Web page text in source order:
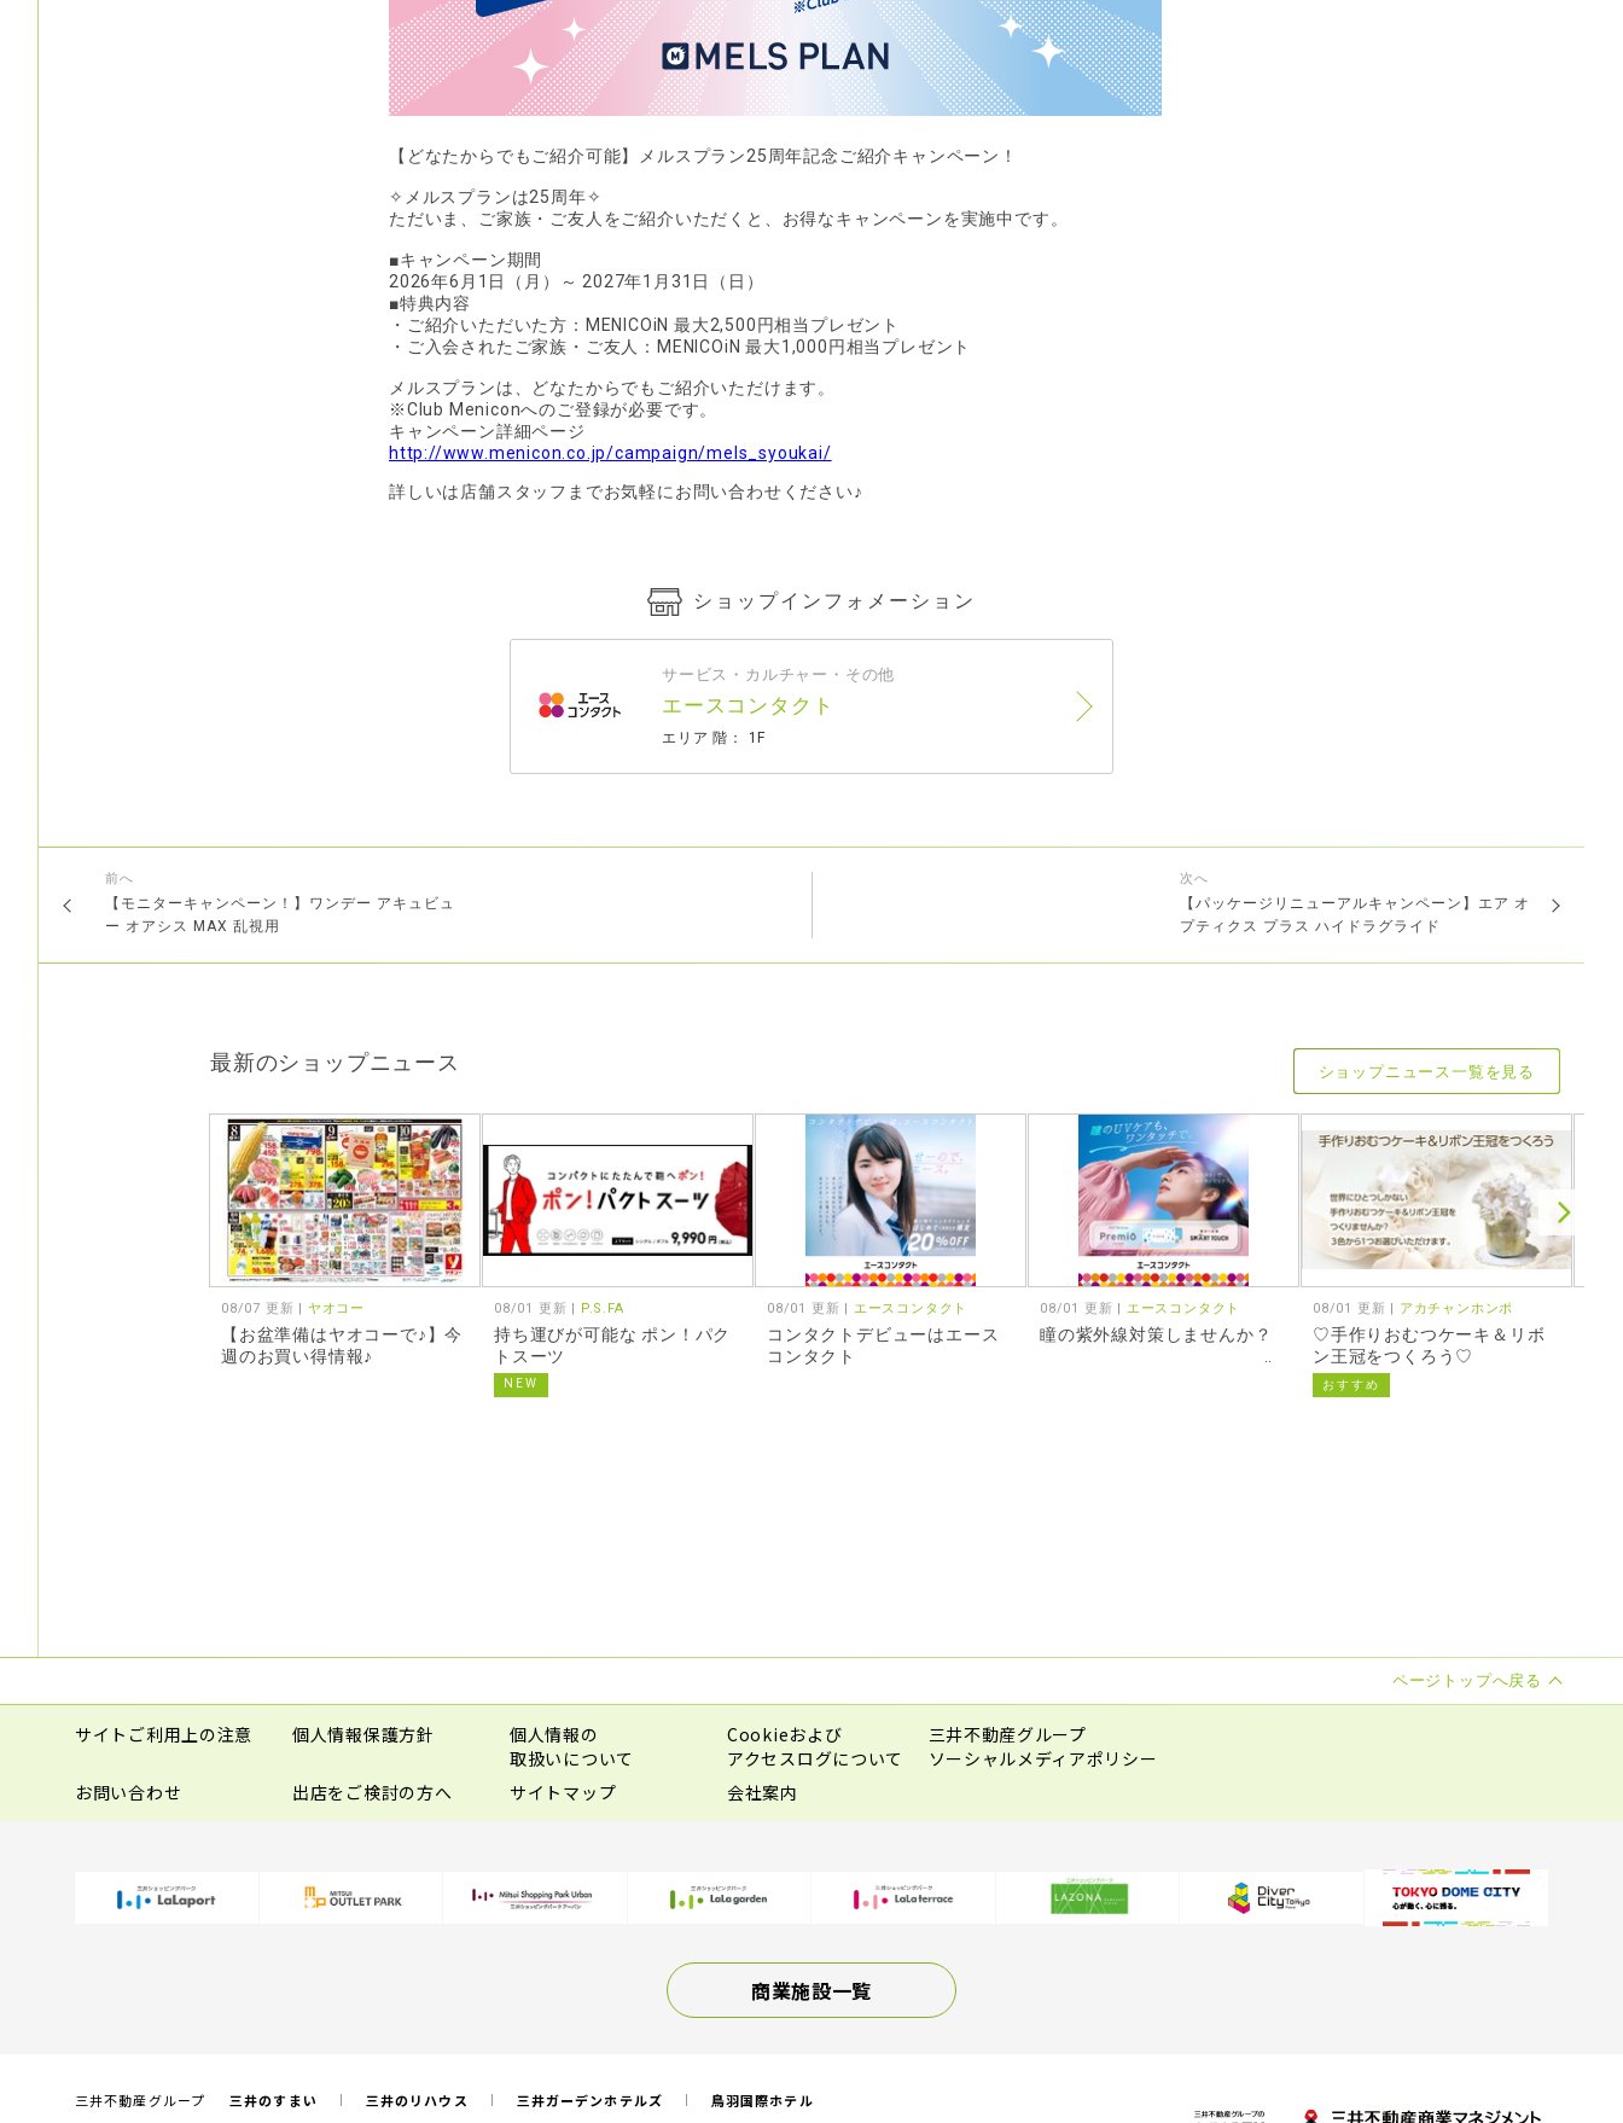
【どなたからでもご紹介可能】メルスプラン25周年記念ご紹介キャンペーン！
✧メルスプランは25周年✧
ただいま、ご家族・ご友人をご紹介いただくと、お得なキャンペーンを実施中です。
■キャンペーン期間
2026年6月1日（月）～ 2027年1月31日（日）
■特典内容
・ご紹介いただいた方：MENICOiN 最大2,500円相当プレゼント
・ご入会されたご家族・ご友人：MENICOiN 最大1,000円相当プレゼント
メルスプランは、どなたからでもご紹介いただけます。
※Club Meniconへのご登録が必要です。
キャンペーン詳細ページ
http://www.menicon.co.jp/campaign/mels_syoukai/
詳しいは店舗スタッフまでお気軽にお問い合わせください♪
ショップインフォメーション
サービス・カルチャー・その他
エースコンタクト
エリア 階： 1F
前へ
【モニターキャンペーン！】ワンデー アキュビュ
ー オアシス MAX 乱視用
次へ
【パッケージリニューアルキャンペーン】エア オ
プティクス プラス ハイドラグライド
最新のショップニュース ショップニュース一覧を見る
08/07 更新 | ヤオコー
【お盆準備はヤオコーで♪】今
週のお買い得情報♪
08/01 更新 | P.S.FA
持ち運びが可能な ポン！パク
トスーツ
NEW
08/01 更新 | エースコンタクト
コンタクトデビューはエース
コンタクト
08/01 更新 | エースコンタクト
瞳の紫外線対策しませんか？
08/01 更新 | アカチャンホンポ
♡手作りおむつケーキ＆リボ
ン王冠をつくろう♡
おすすめ
ページトップへ戻る
サイトご利用上の注意 個人情報保護方針
個人情報の
取扱いについて
Cookieおよび
アクセスログについて
三井不動産グループ
ソーシャルメディアポリシー
お問い合わせ
出店をご検討の方へ サイトマップ 会社案内
商業施設一覧
三井不動産グループ 三井のすまい 三井のリハウス 三井ガーデンホテルズ 鳥羽国際ホテル